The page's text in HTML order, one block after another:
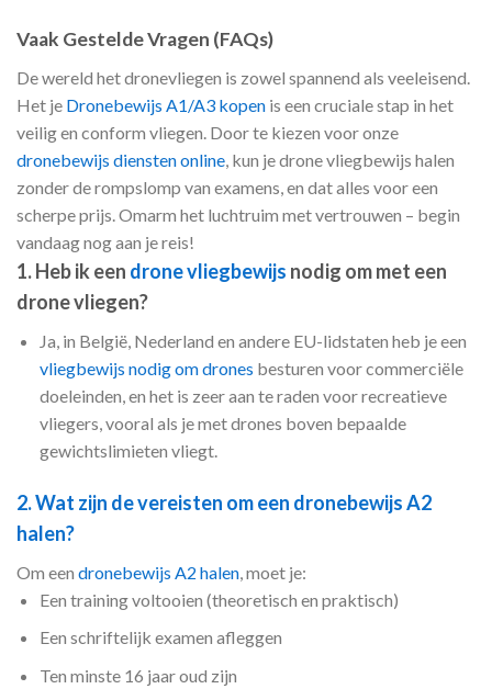
Vaak Gestelde Vragen (FAQs)
De wereld het dronevliegen is zowel spannend als veeleisend.
Het je Dronebewijs A1/A3 kopen is een cruciale stap in het
veilig en conform vliegen. Door te kiezen voor onze
dronebewijs diensten online , kun je drone vliegbewijs halen
zonder de rompslomp van examens, en dat alles voor een
scherpe prijs. Omarm het luchtruim met vertrouwen – begin
vandaag nog aan je reis!
1. Heb ik een drone vliegbewijs nodig om met een
drone vliegen?
Ja, in België, Nederland en andere EU-lidstaten heb je een
vliegbewijs nodig om drones besturen voor commerciële
doeleinden, en het is zeer aan te raden voor recreatieve
vliegers, vooral als je met drones boven bepaalde
gewichtslimieten vliegt.
2. Wat zijn de vereisten om een dronebewijs A2
halen?
Om een dronebewijs A2 halen , moet je:
Een training voltooien (theoretisch en praktisch)
Een schriftelijk examen afleggen
Ten minste 16 jaar oud zijn